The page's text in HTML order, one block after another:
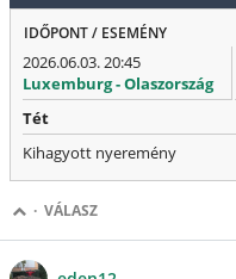
IDŐPONT / ESEMÉNY
2026.06.03. 20:45
Luxemburg - Olaszország
Tét
Kihagyott nyeremény
· VÁLASZ